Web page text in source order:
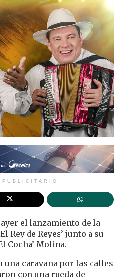
PUBLICITARIO
ayer el lanzamiento de la
Rey de Reyes’ junto a su
Cocha’ Molina.
caravana por las calles
con una rueda de